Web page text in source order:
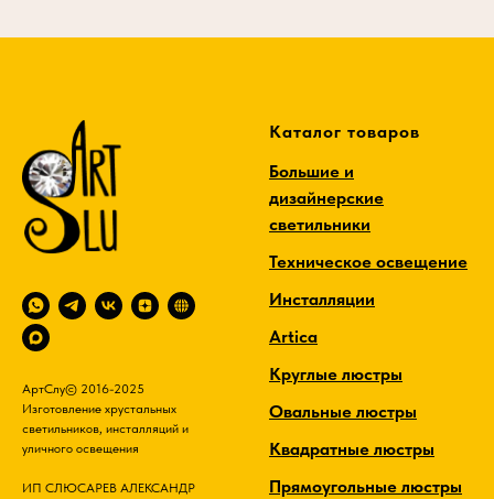
АртСлу© 2016-2025
Изготовление хрустальных
светильников, инсталляций и
уличного освещения
ИП СЛЮСАРЕВ АЛЕКСАНДР
Каталог товаров
Большие и
дизайнерские
светильники
Техническое освещение
Инсталляции
Artica
Круглые люстры
Овальные люстры
Квадратные люстры
Прямоугольные люстры